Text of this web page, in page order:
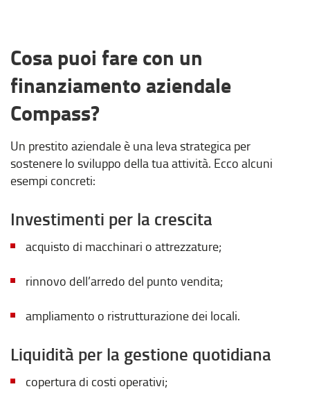
Cosa puoi fare con un
finanziamento aziendale
Compass?
Un prestito aziendale è una leva strategica per
sostenere lo sviluppo della tua attività. Ecco alcuni
esempi concreti:
Investimenti per la crescita
acquisto di macchinari o attrezzature;
rinnovo dell’arredo del punto vendita;
ampliamento o ristrutturazione dei locali.
Liquidità per la gestione quotidiana
copertura di costi operativi;